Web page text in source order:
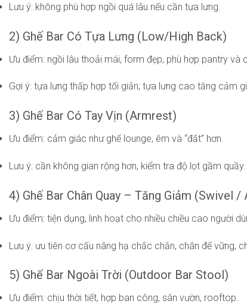
Lưu ý: không phù hợp ngồi quá lâu nếu cần tựa lưng.
2) Ghế Bar Có Tựa Lưng (Low/High Back)
Ưu điểm: ngồi lâu thoải mái, form đẹp, phù hợp pantry và
Gợi ý: tựa lưng thấp hợp tối giản; tựa lưng cao tăng cảm
3) Ghế Bar Có Tay Vịn (Armrest)
Ưu điểm: cảm giác như ghế lounge, êm và “đắt” hơn.
Lưu ý: cần không gian rộng hơn, kiểm tra độ lọt gầm quầy.
4) Ghế Bar Chân Quay – Tăng Giảm (Swivel /
Ưu điểm: tiện dụng, linh hoạt cho nhiều chiều cao người
Lưu ý: ưu tiên cơ cấu nâng hạ chắc chắn, chân đế vững,
5) Ghế Bar Ngoài Trời (Outdoor Bar Stool)
Ưu điểm: chịu thời tiết, hợp ban công, sân vườn, rooftop.